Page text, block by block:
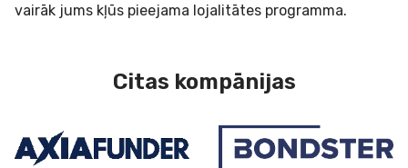
vairāk jums kļūs pieejama lojalitātes programma.
Citas kompānijas